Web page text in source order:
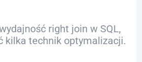
right join w SQL,
kilka technik optymalizacji.